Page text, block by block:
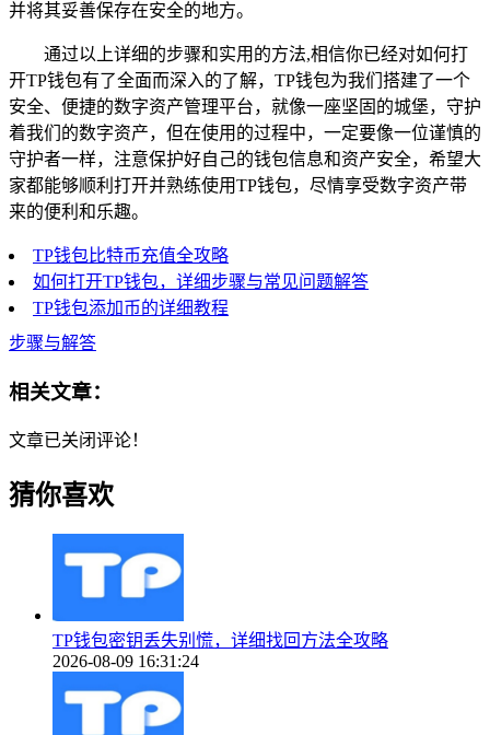
并将其妥善保存在安全的地方。
通过以上详细的步骤和实用的方法,相信你已经对如何打
开TP钱包有了全面而深入的了解，TP钱包为我们搭建了一个
安全、便捷的数字资产管理平台，就像一座坚固的城堡，守护
着我们的数字资产，但在使用的过程中，一定要像一位谨慎的
守护者一样，注意保护好自己的钱包信息和资产安全，希望大
家都能够顺利打开并熟练使用TP钱包，尽情享受数字资产带
来的便利和乐趣。
TP钱包比特币充值全攻略
如何打开TP钱包，详细步骤与常见问题解答
TP钱包添加币的详细教程
步骤与解答
相关文章：
文章已关闭评论！
猜你喜欢
TP钱包密钥丢失别慌，详细找回方法全攻略
2026-08-09 16:31:24